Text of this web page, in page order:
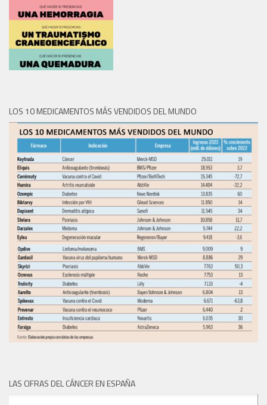
LOS 10 MEDICAMENTOS MÁS VENDIDOS DEL MUNDO
LAS CIFRAS DEL CÁNCER EN ESPAÑA